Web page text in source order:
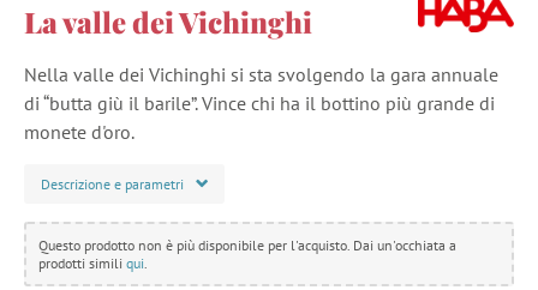
La valle dei Vichinghi
Nella valle dei Vichinghi si sta svolgendo la gara annuale
di “butta giù il barile”. Vince chi ha il bottino più grande di
monete d'oro.
Descrizione e parametri
Questo prodotto non è più disponibile per l'acquisto. Dai un'occhiata a
prodotti simili qui